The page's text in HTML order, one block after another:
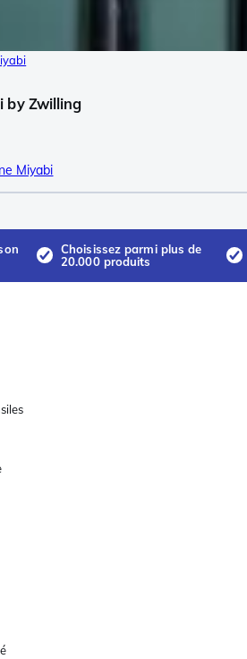
by Zwilling
Miyabi
Choisissez parmi plus de
20.000 produits